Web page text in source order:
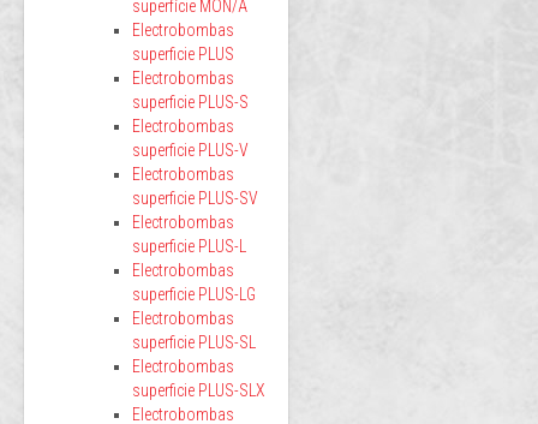
superfície MON/A
Electrobombas
superficie PLUS
Electrobombas
superficie PLUS-S
Electrobombas
superficie PLUS-V
Electrobombas
superficie PLUS-SV
Electrobombas
superficie PLUS-L
Electrobombas
superficie PLUS-LG
Electrobombas
superficie PLUS-SL
Electrobombas
superficie PLUS-SLX
Electrobombas